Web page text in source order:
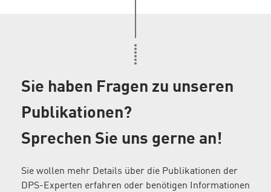
Sie haben Fragen zu unseren
Publikationen?
Sprechen Sie uns gerne an!
Sie wollen mehr Details über die Publikationen der
DPS-Experten erfahren oder benötigen Informationen